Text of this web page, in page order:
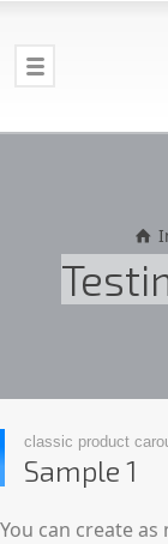
classic product
Sample 1
You can create